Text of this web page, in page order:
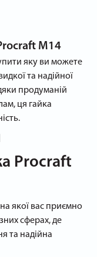
M14
яку ви можете
та надійної
продуманій
ця гайка
Procraft
якої вас приємно
сферах, де
та надійна